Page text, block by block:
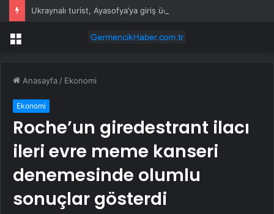
Menü
Anasayfa / Ekonomi
Ekonomi
Roche’un giredestrant ilacı
ileri evre meme kanseri
denemesinde olumlu
sonuçlar gösterdi